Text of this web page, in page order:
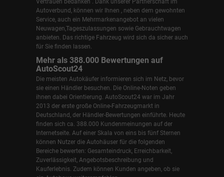
Autoverbund, können wir Ihnen , neben dem gewohnten
Service, auch ein Mehrmarkenangebot an vielen
Neuwagen,Tageszulassungen sowie Gebrauchtwagen
anbieten. Das richtige Fahrzeug wird sich da sicher auch
für Sie finden lassen.
Mehr als 388.000 Bewertungen auf
AutoScout24
Die meisten Autokäufer informieren sich im Netz, bevor
sie einen Händler besuchen. Die Online-Noten geben
ihnen dabei Orientierung. AutoScout24 war im Jahr
2013 der erste große Online-Fahrzeugmarkt in
Deutschland, der Händler-Bewertungen einführte. Heute
finden sich ca. 388.000 Kundenmeinungen auf der
Internetseite. Auf einer Skala von eins bis fünf Sternen
können Nutzer die Autohäuser für die folgenden
Bereiche bewerten: Gesamteindruck, Erreichbarkeit,
Zuverlässigkeit, Angebotsbeschreibung und
Kauferlebnis. Zudem können Kunden angeben, ob sie